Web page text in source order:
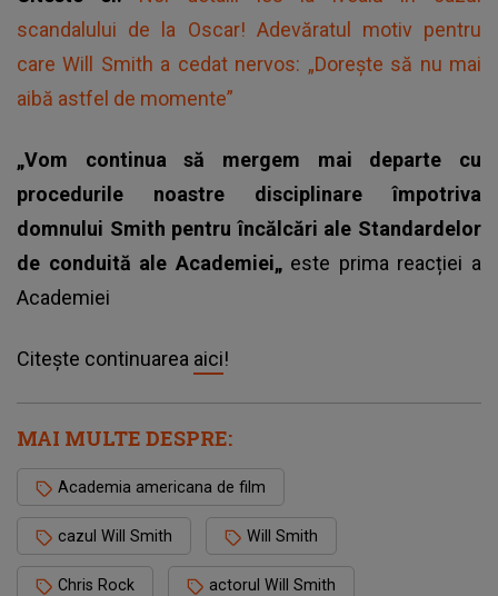
scandalului de la Oscar! Adevăratul motiv pentru
care Will Smith a cedat nervos: „Dorește să nu mai
aibă astfel de momente”
„Vom continua să mergem mai departe cu
procedurile noastre disciplinare împotriva
domnului Smith pentru încălcări ale Standardelor
de conduită ale Academiei„ este prima reacției a
Academiei
Citește continuarea aici!
MAI MULTE DESPRE:
Academia americana de film
cazul Will Smith Will Smith
Chris Rock actorul Will Smith